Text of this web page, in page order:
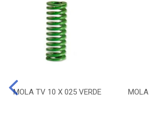
MOLA TV 10 X 025 VERDE